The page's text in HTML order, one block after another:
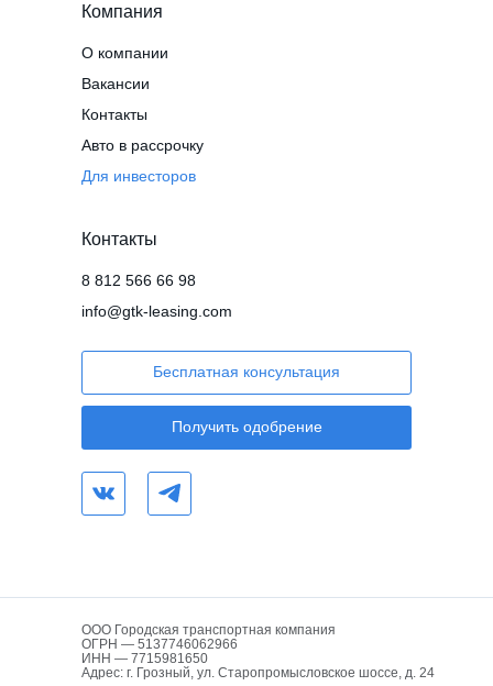
Компания
О компании
Вакансии
Контакты
Для инвесторов
Контакты
info@gtk-leasing.com
Бесплатная консультация
Получить одобрение
Авто в рассрочку
8 812 566 66 98
ООО Городская транспортная компания
ОГРН — 5137746062966
ИНН — 7715981650
Адрес: г. Грозный, ул. Старопромысловское шоссе, д. 24